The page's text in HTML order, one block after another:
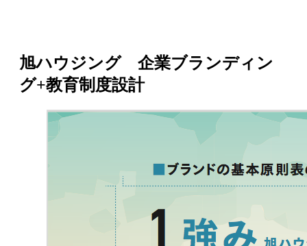
旭ハウジング 企業ブランディン
グ+教育制度設計